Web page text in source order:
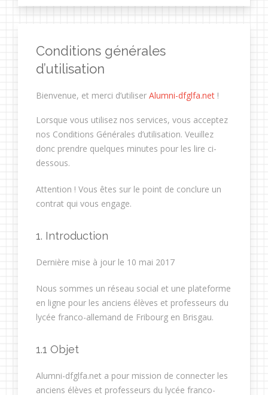
Conditions générales
d’utilisation
Bienvenue, et merci d’utiliser Alumni-dfglfa.net !
Lorsque vous utilisez nos services, vous acceptez
nos Conditions Générales d’utilisation. Veuillez
donc prendre quelques minutes pour les lire ci-
dessous.
Attention ! Vous êtes sur le point de conclure un
contrat qui vous engage.
1. Introduction
Dernière mise à jour le 10 mai 2017
Nous sommes un réseau social et une plateforme
en ligne pour les anciens élèves et professeurs du
lycée franco-allemand de Fribourg en Brisgau.
1.1 Objet
Alumni-dfglfa.net a pour mission de connecter les
anciens élèves et professeurs du lycée franco-